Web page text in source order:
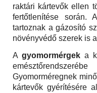
raktári kártevők ellen
fertőtlenítése során.
tartoznak a gázosító
növényvédő szerek is
A gyomormérgeka
Gyomorméregnek
kártevők gyérítésére